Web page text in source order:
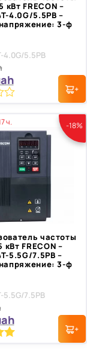
FRECON –
4.0G/5.5PB –
3-ф
4.0G/5.5PB
ч. -18%
частоты
FRECON –
5.5G/7.5PB –
3-ф
5.5G/7.5PB